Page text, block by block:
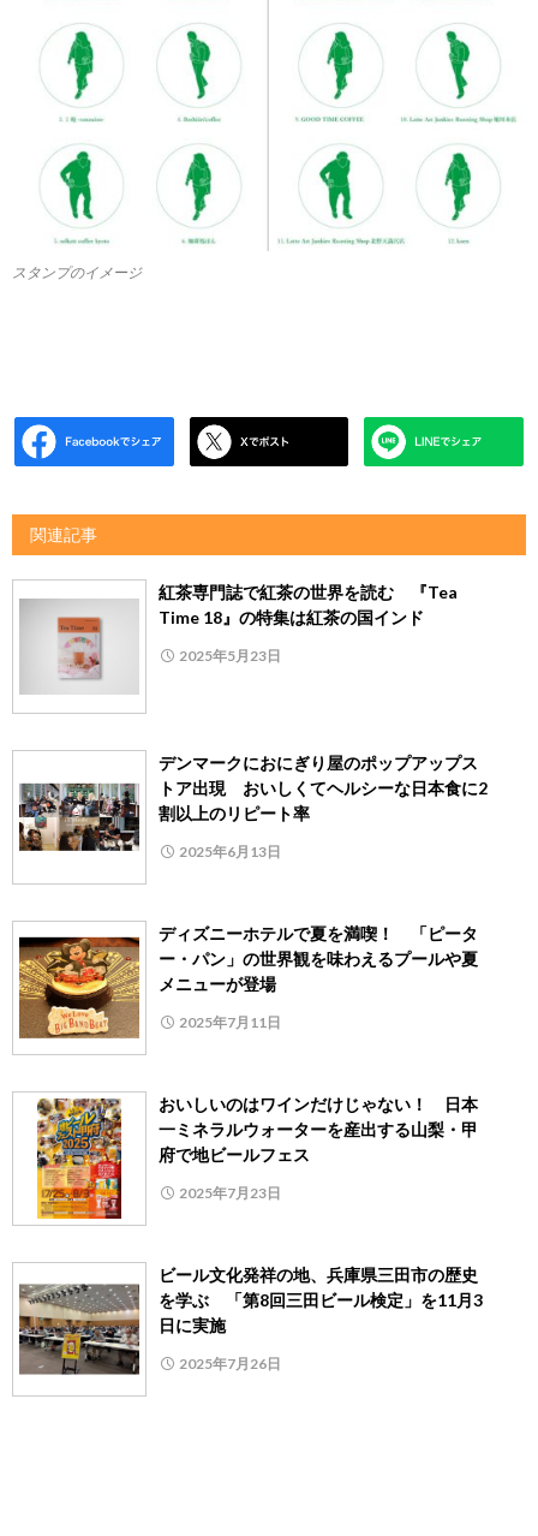
スタンプのイメージ
関連記事
紅茶専門誌で紅茶の世界を読む 『Tea
Time 18』の特集は紅茶の国インド
2025年5月23日
デンマークにおにぎり屋のポップアップス
トア出現 おいしくてヘルシーな日本食に2
割以上のリピート率
2025年6月13日
ディズニーホテルで夏を満喫！ 「ピータ
ー・パン」の世界観を味わえるプールや夏
メニューが登場
2025年7月11日
おいしいのはワインだけじゃない！ 日本
一ミネラルウォーターを産出する山梨・甲
府で地ビールフェス
2025年7月23日
ビール文化発祥の地、兵庫県三田市の歴史
を学ぶ 「第8回三田ビール検定」を11月3
日に実施
2025年7月26日